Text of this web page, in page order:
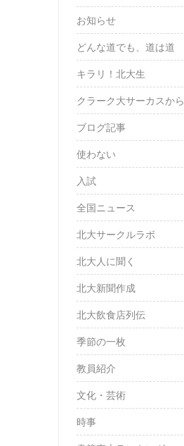
お知らせ
どんな道でも、道は道
キラリ！北大生
クラーク大サーカスから
ブログ記事
使わない
入試
全国ニュース
北大サークルラボ
北大人に聞く
北大新聞作成
北大飲食店列伝
季節の一枚
教員紹介
文化・芸術
時事